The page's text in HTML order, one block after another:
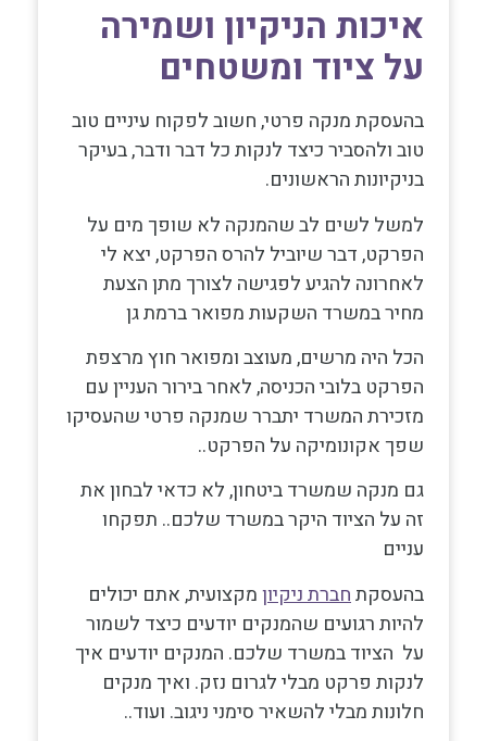
איכות הניקיון ושמירה
על ציוד ומשטחים
בהעסקת מנקה פרטי, חשוב לפקוח עיניים טוב
טוב ולהסביר כיצד לנקות כל דבר ודבר, בעיקר
בניקיונות הראשונים.
למשל לשים לב שהמנקה לא שופך מים על
הפרקט, דבר שיוביל להרס הפרקט, יצא לי
לאחרונה להגיע לפגישה לצורך מתן הצעת
מחיר במשרד השקעות מפואר ברמת גן
הכל היה מרשים, מעוצב ומפואר חוץ מרצפת
הפרקט בלובי הכניסה, לאחר בירור העניין עם
מזכירת המשרד יתברר שמנקה פרטי שהעסיקו
שפך אקונומיקה על הפרקט..
גם מנקה שמשרד ביטחון, לא כדאי לבחון את
זה על הציוד היקר במשרד שלכם.. תפקחו
עניים
בהעסקתחברת ניקיוןמקצועית, אתם יכולים
להיות רגועים שהמנקים יודעים כיצד לשמור
על הציוד במשרד שלכם. המנקים יודעים איך
לנקות פרקט מבלי לגרום נזק. ואיך מנקים
חלונות מבלי להשאיר סימני ניגוב. ועוד..